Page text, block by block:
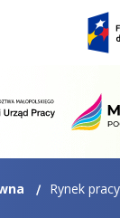
Rynek pracy